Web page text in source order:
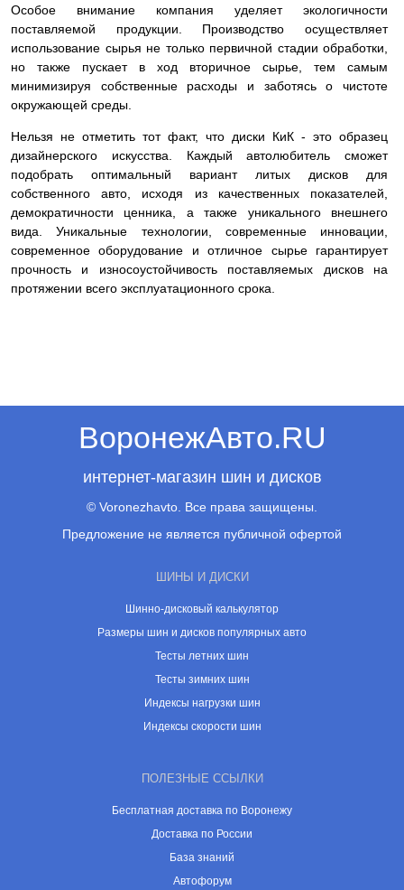
Особое внимание компания уделяет экологичности
поставляемой продукции. Производство осуществляет
использование сырья не только первичной стадии обработки,
но также пускает в ход вторичное сырье, тем самым
минимизируя собственные расходы и заботясь о чистоте
окружающей среды.
Нельзя не отметить тот факт, что диски КиК - это образец
дизайнерского искусства. Каждый автолюбитель сможет
подобрать оптимальный вариант литых дисков для
собственного авто, исходя из качественных показателей,
демократичности ценника, а также уникального внешнего
вида. Уникальные технологии, современные инновации,
современное оборудование и отличное сырье гарантирует
прочность и износоустойчивость поставляемых дисков на
протяжении всего эксплуатационного срока.
ВоронежАвто.RU
интернет-магазин шин и дисков
© Voronezhavto. Все права защищены.
Предложение не является публичной офертой
ШИНЫ И ДИСКИ
Шинно-дисковый калькулятор
Размеры шин и дисков популярных авто
Тесты летних шин
Тесты зимних шин
Индексы нагрузки шин
Индексы скорости шин
ПОЛЕЗНЫЕ ССЫЛКИ
Бесплатная доставка по Воронежу
Доставка по России
База знаний
Автофорум